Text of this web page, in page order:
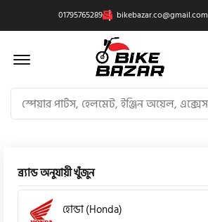
01795765289 bikebazar.co@gmail.com
Offcanvas Menu Open
ব্র্যান্ড অনুযায়ী খুঁজুন
হোন্ডা (Honda)